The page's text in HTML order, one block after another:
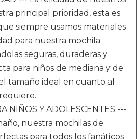
principal prioridad, esta es
siempre usamos materiales
para nuestra mochila
seguras, duraderas y
para niños de mediana y de
tamaño ideal en cuanto al
NIÑOS Y ADOLESCENTES ---
nuestra mochilas de
para todos los fanáticos